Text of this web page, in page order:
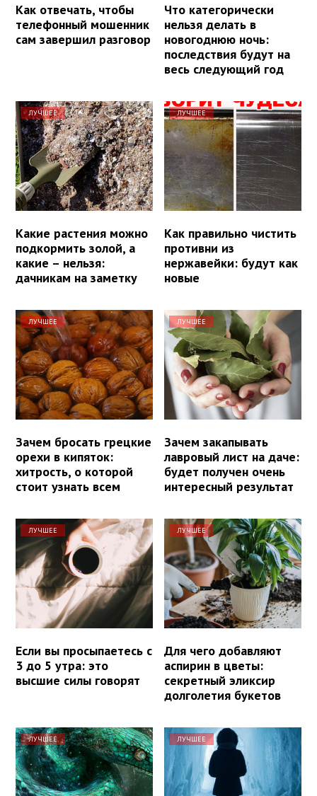
Как отвечать, чтобы
телефонный мошенник
сам завершил разговор
Что категорически
нельзя делать в
новогоднюю ночь:
последствия будут на
весь следующий год
ЛУЧШЕЕ
Какие растения можно
подкормить золой, а
какие – нельзя:
дачникам на заметку
ЛУЧШЕЕ
Как правильно чистить
противни из
нержавейки: будут как
новые
ЛУЧШЕЕ
Зачем бросать грецкие
орехи в кипяток:
хитрость, о которой
стоит узнать всем
ЛУЧШЕЕ
Зачем закапывать
лавровый лист на даче:
будет получен очень
интересный результат
ЛУЧШЕЕ
Если вы просыпаетесь с
3 до 5 утра: это
высшие силы говорят
ЛУЧШЕЕ
Для чего добавляют
аспирин в цветы:
секретный эликсир
долголетия букетов
ЛУЧШЕЕ ЛУЧШЕЕ